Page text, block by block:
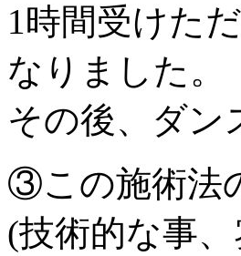
1時間受けた
なりました。
その後、ダン
③この施術法
(技術的な事